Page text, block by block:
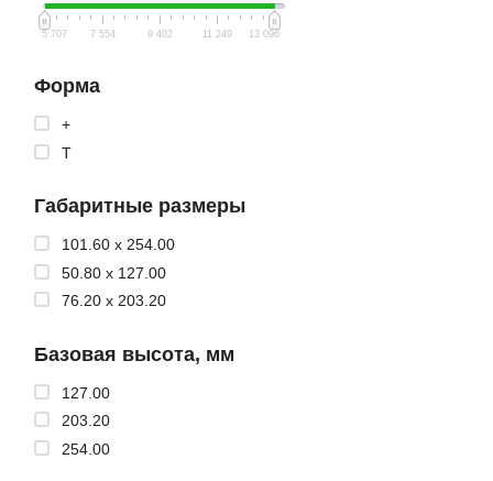
5 707 7 554 9 402 11 249 13 096
Форма
+
T
Габаритные размеры
101.60 x 254.00
50.80 x 127.00
76.20 x 203.20
Базовая высота, мм
127.00
203.20
254.00